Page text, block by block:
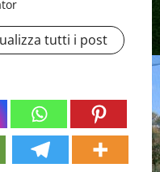
tutti i post